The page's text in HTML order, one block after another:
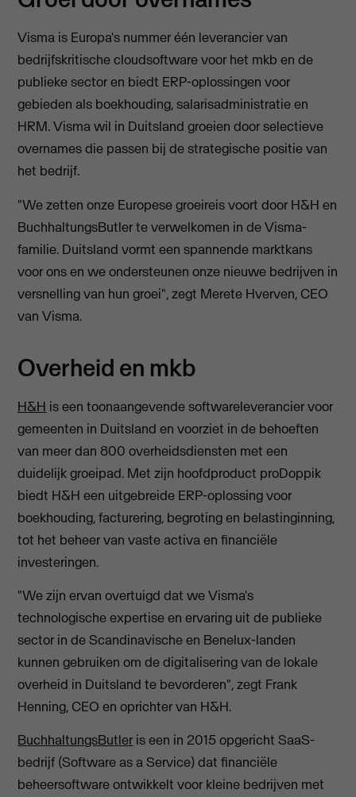
Visma is Europa's nummer één leverancier van
bedrijfskritische cloudsoftware voor het mkb en de
publieke sector en biedt ERP-oplossingen voor
gebieden als boekhouding, salarisadministratie en
HRM. Visma wil in Duitsland groeien door selectieve
overnames die passen bij de strategische positie van
het bedrijf.
"We zetten onze Europese groeireis voort door H&H en
BuchhaltungsButler te verwelkomen in de Visma-
familie. Duitsland vormt een spannende marktkans
voor ons en we ondersteunen onze nieuwe bedrijven in
versnelling van hun groei", zegt Merete Hverven, CEO
van Visma.
Overheid en mkb
H&H is een toonaangevende softwareleverancier voor
gemeenten in Duitsland en voorziet in de behoeften
van meer dan 800 overheidsdiensten met een
duidelijk groeipad. Met zijn hoofdproduct proDoppik
biedt H&H een uitgebreide ERP-oplossing voor
boekhouding, facturering, begroting en belastinginning,
tot het beheer van vaste activa en financiële
investeringen.
"We zijn ervan overtuigd dat we Visma's
technologische expertise en ervaring uit de publieke
sector in de Scandinavische en Benelux-landen
kunnen gebruiken om de digitalisering van de lokale
overheid in Duitsland te bevorderen", zegt Frank
Henning, CEO en oprichter van H&H.
BuchhaltungsButler is een in 2015 opgericht SaaS-
bedrijf (Software as a Service) dat financiële
beheersoftware ontwikkelt voor kleine bedrijven met